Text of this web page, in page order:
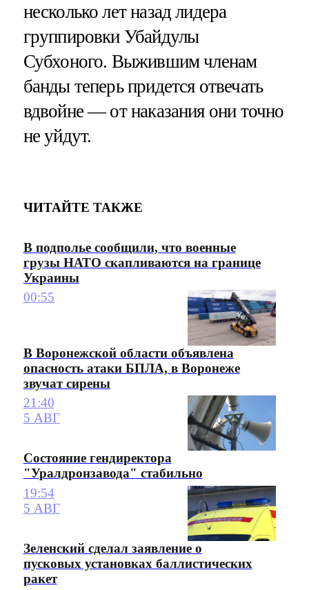
несколько лет назад лидера
группировки Убайдулы
Субхоного. Выжившим членам
банды теперь придется отвечать
вдвойне — от наказания они точно
не уйдут.
ЧИТАЙТЕ ТАКЖЕ
В подполье сообщили, что военные
грузы НАТО скапливаются на границе
Украины
00:55
В Воронежской области объявлена
опасность атаки БПЛА, в Воронеже
звучат сирены
21:40
5 АВГ
Состояние гендиректора
"Уралдронзавода" стабильно
19:54
5 АВГ
Зеленский сделал заявление о
пусковых установках баллистических
ракет